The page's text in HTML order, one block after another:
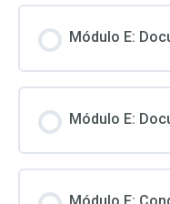
Módulo E:
Módulo E: